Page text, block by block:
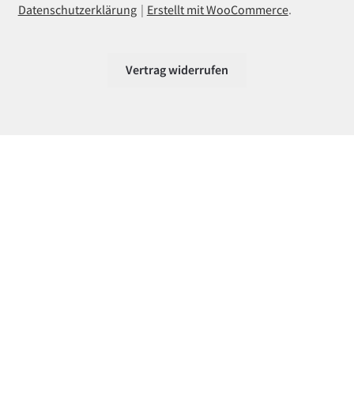
Datenschutzerklärung
Erstellt mit WooCommerce.
Vertrag widerrufen